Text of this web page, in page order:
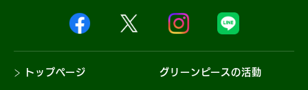
トップページ グリーンピースの活動